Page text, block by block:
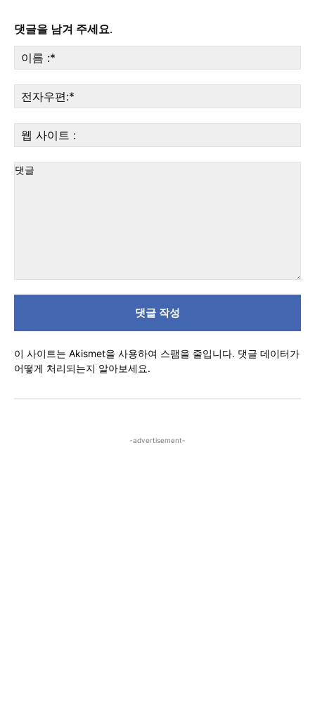
댓글을 남겨 주세요.
름
:*
자
우
사
이
이 사이트는 Akismet을 사용하여 스팸을 줄입니다. 댓글 데이터가
어떻게 처리되는지 알아보세요.
-advertisement-